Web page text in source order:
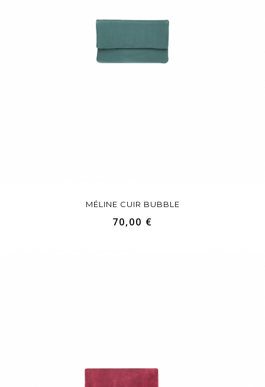
MÉLINE CUIR BUBBLE
70,00 €